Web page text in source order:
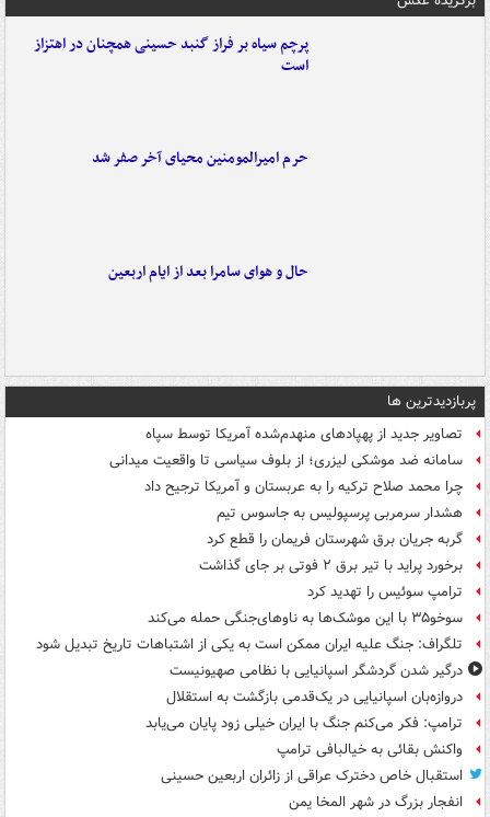
پرچم سیاه بر فراز گنبد حسینی همچنان در اهتزاز
است
حرم امیرالمومنین محیای آخر صفر شد
حال و هوای سامرا بعد از ایام اربعین
پربازدیدترین ها
تصاویر جدید از پهپادهای منهدم‌شده آمریکا توسط سپاه
سامانه ضد موشکی لیزری؛ از بلوف سیاسی تا واقعیت میدانی
چرا محمد صلاح ترکیه را به عربستان و آمریکا ترجیح داد
هشدار سرمربی پرسپولیس به جاسوس تیم
گربه جریان برق شهرستان فریمان را قطع کرد
برخورد پراید با تیر برق ۲ فوتی بر جای گذاشت
ترامپ سوئیس را تهدید کرد
سوخو۳۵ با این موشک‌ها به ناوهای‌جنگی حمله می‌کند
تلگراف: جنگ علیه ایران ممکن است به یکی از اشتباهات تاریخ تبدیل شود
درگیر شدن گردشگر اسپانیایی با نظامی صهیونیست
دروازه‌بان اسپانیایی در یک‌قدمی بازگشت به استقلال
ترامپ: فکر می‌کنم جنگ با ایران خیلی زود پایان می‌یابد
واکنش بقائی به خیالبافی ترامپ
استقبال خاص دخترک عراقی از زائران اربعین حسینی
انفجار بزرگ در شهر المخا یمن